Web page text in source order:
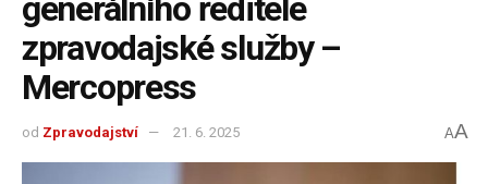
generálního ředitele
zpravodajské služby –
Mercopress
od Zpravodajství 21. 6. 2025 AA